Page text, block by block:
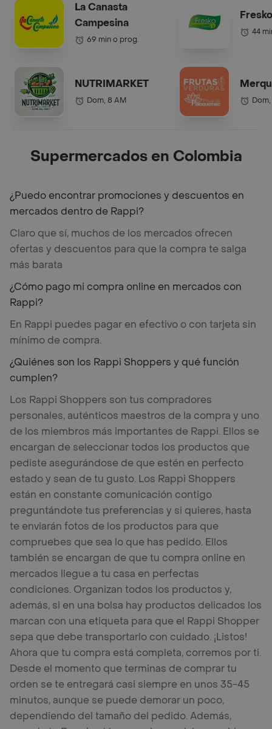
La Canasta
Campesina
69 min o prog.
NUTRIMARKET
Dom, 8 AM
44
Supermercados en Colombia
¿Puedo encontrar promociones y descuentos en
mercados dentro de Rappi?
Claro que sí, muchos de los mercados ofrecen
ofertas y descuentos para que la compra te salga
más barata
¿Cómo pago mi compra online en mercados con
Rappi?
En Rappi puedes pagar en efectivo o con tarjeta sin
mínimo de compra.
¿Quiénes son los Rappi Shoppers y qué función
cumplen?
Los Rappi Shoppers son tus compradores
personales, auténticos maestros de la compra y uno
de los miembros más importantes de Rappi. Ellos se
encargan de seleccionar todos los productos que
pediste asegurándose de que estén en perfecto
estado y sean de tu gusto. Los Rappi Shoppers
están en constante comunicación contigo
preguntándote tus preferencias y si quieres, hasta
te enviarán fotos de los productos para que
compruebes que sea lo que has pedido. Ellos
también se encargan de que tu compra online en
mercados llegue a tu casa en perfectas
condiciones. Organizan todos los productos y,
además, si en una bolsa hay productos delicados los
marcan con una etiqueta para que el Rappi Shopper
sepa que debe transportarlo con cuidado. ¡Listos!
Ahora que tu compra está completa, corremos por ti.
Desde el momento que terminas de comprar tu
orden se te entregará casi siempre en unos 35-45
minutos, aunque se puede demorar un poco,
dependiendo del tamaño del pedido. Además,